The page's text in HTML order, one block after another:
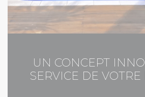
UN CONCEPT
SERVICE DE